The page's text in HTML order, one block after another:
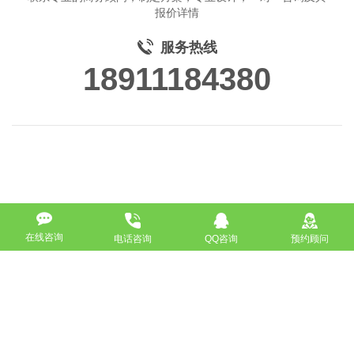
报价详情
服务热线
18911184380
在线咨询 电话咨询 QQ咨询 预约顾问